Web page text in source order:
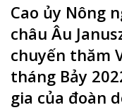
Cao ủy Nông
châu Âu
chuyến thăm
tháng Bảy
gia của đoàn